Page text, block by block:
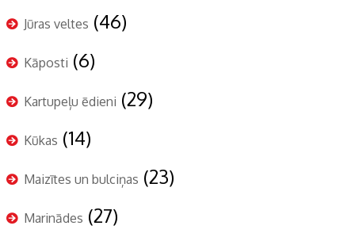
Jūras veltes (46)
Kāposti (6)
Kartupeļu ēdieni (29)
Kūkas (14)
Maizītes un bulciņas (23)
Marinādes (27)